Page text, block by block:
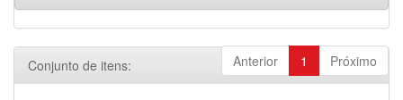
Anterior 1 Próximo
Conjunto de itens: